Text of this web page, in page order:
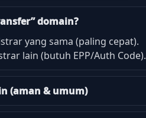
domain?
yang sama (paling cepat).
lain (butuh EPP/Auth Code).
(aman & umum)